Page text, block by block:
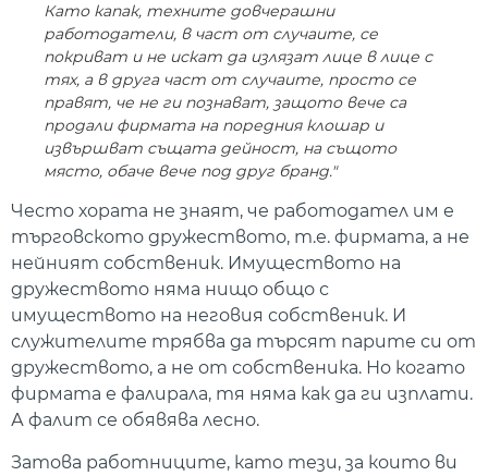
Като капак, техните довчерашни
работодатели, в част от случаите, се
покриват и не искат да излязат лице в лице с
тях, а в друга част от случаите, просто се
правят, че не ги познават, защото вече са
продали фирмата на поредния клошар и
извършват същата дейност, на същото
място, обаче вече под друг бранд."
Често хората не знаят, че работодател им е
търговското дружеството, т.е. фирмата, а не
нейният собственик. Имуществото на
дружеството няма нищо общо с
имуществото на неговия собственик. И
служителите трябва да търсят парите си от
дружеството, а не от собственика. Но когато
фирмата е фалирала, тя няма как да ги изплати.
А фалит се обявява лесно.
Затова работниците, като тези, за които ви